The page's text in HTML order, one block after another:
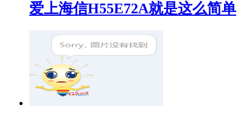
爱上海信H55E72A就是这么简单